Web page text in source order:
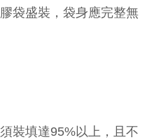
袋盛裝，袋身應完整無
裝填達95%以上，且不